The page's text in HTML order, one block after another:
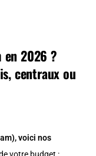
en 2026 ?
centraux ou
voici nos
votre budget :